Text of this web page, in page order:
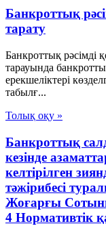
Банкроттық
тарату
Банкроттық рәсімді
тарауында
ерекшеліктері
табылғ...
Толық оқу »
Банкроттық
кезінде
келтірілген
тәжірибесі
Жоғарғы
4 Нормативтік